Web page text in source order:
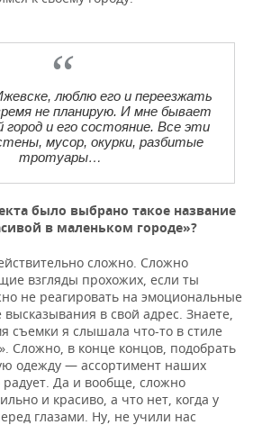
люблю его и переезжать
не планирую. И мне бывает
город и его состояние. Все эти
мусор, окурки, разбитые
тротуары…
было выбрано такое название
в маленьком городе»?
сложно. Сложно
взгляды прохожих, если ты
не реагировать на эмоциональные
в свой адрес. Знаете,
съемки я слышала что-то в стиле
Сложно, в конце концов, подобрать
одежду — ассортимент наших
радует. Да и вообще, сложно
и красиво, а что нет, когда у
глазами. Ну, не учили нас